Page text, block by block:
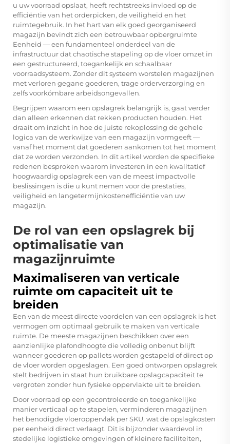
u uw voorraad opslaat, heeft rechtstreeks invloed op de
efficiëntie van het orderpicken, de veiligheid en het
ruimtegebruik. In het hart van elk goed georganiseerd
magazijn bevindt zich een betrouwbaaropbergruimte
Eenheid — een fundamenteel onderdeel van de
infrastructuur dat chaotische stapeling op de vloer omzet in
een gestructureerd, toegankelijk en schaalbaar
voorraadsysteem. Zonder dit systeem worstelen magazijnen
met verloren gegane goederen, trage orderverzorging en
zelfs voorkómbare arbeidsongevallen.
Begrijpen waarom een opslagrek belangrijk is, gaat verder
dan alleen erkennen dat rekken producten houden. Het
draait om inzicht in hoe de juiste rekoplossing de gehele
logica van de werkwijze van een magazijn vormgeeft —
vanaf het moment dat goederen aankomen tot het moment
dat ze worden verzonden. In dit artikel worden de specifieke
redenen besproken waarom investeren in een kwalitatief
hoogwaardig opslagrek een van de meest impactvolle
beslissingen is die u kunt nemen voor de prestaties,
veiligheid en langetermijnkostenefficiëntie van uw
magazijn.
De rol van een opslagrek bij
optimalisatie van
magazijnruimte
Maximaliseren van verticale
ruimte om capaciteit uit te
breiden
Een van de meest directe voordelen van een opslagrek is het
vermogen om optimaal gebruik te maken van verticale
ruimte. De meeste magazijnen beschikken over een
aanzienlijke plafondhoogte die volledig onbenut blijft
wanneer goederen op pallets worden gestapeld of direct op
de vloer worden opgeslagen. Een goed ontworpen opslagrek
stelt bedrijven in staat hun bruikbare opslagcapaciteit te
vergroten zonder hun fysieke oppervlakte uit te breiden.
Door voorraad op een gecontroleerde en toegankelijke
manier verticaal op te stapelen, verminderen magazijnen
het benodigde vloeroppervlak per SKU, wat de opslagkosten
per eenheid direct verlaagt. Dit is bijzonder waardevol in
stedelijke logistieke omgevingen of kleinere faciliteiten,